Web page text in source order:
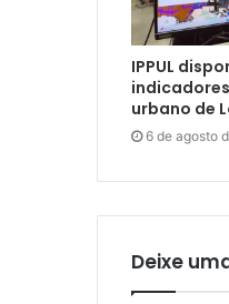
IPPUL
urbano de
6 de agosto
Deixe